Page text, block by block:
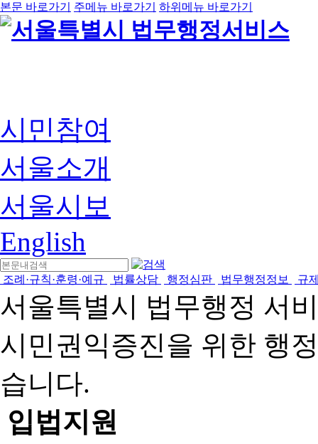
본문 바로가기 주메뉴 바로가기 하위메뉴 바로가기
시민참여
서울소개
서울시보
English
조례·규칙·훈령·예규 법률상담 행정심판 법무행정정보 규
서울특별시 법무행정 서
시민권익증진을 위한 행
습니다.
입법지원